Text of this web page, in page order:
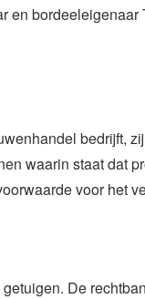
en bordeeleigenaar
bedrijft,
waarin staat dat
voor het
De